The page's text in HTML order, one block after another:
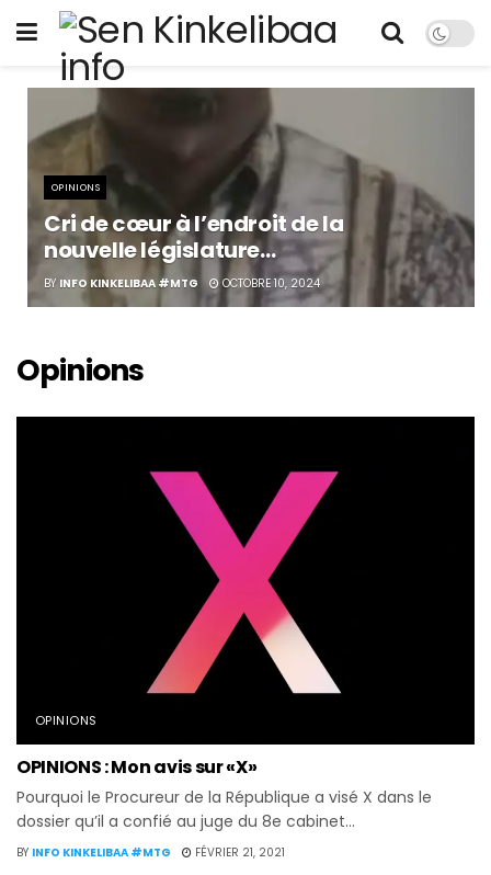
OPINIONS
Cri de cœur à l’endroit de la
nouvelle législature…
BY INFO KINKELIBAA #MTG OCTOBRE 10, 2024
Opinions
OPINIONS
OPINIONS : Mon avis sur «X»
Pourquoi le Procureur de la République a visé X dans le
dossier qu’il a confié au juge du 8e cabinet...
BY INFO KINKELIBAA #MTG FÉVRIER 21, 2021